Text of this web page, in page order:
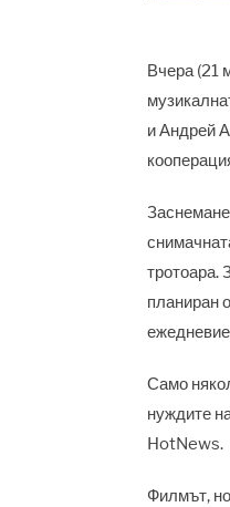
Вчера (21
и Андрей
тротоара.
планиран
Само
нуждите
HotNews.
Филмът,